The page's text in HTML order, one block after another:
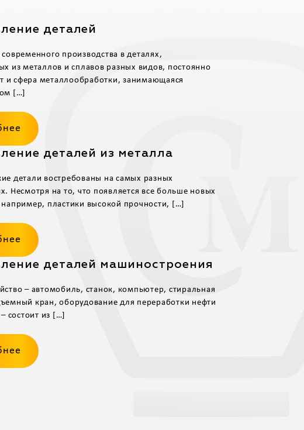
деталей
производства в деталях,
из металлов и сплавов разных видов, постоянно
и сфера металлообработки, занимающаяся
[…]
деталей из металла
детали востребованы на самых разных
Несмотря на то, что появляется все больше новых
пластики высокой прочности, […]
деталей машиностроения
– автомобиль, станок, компьютер, стиральная
кран, оборудование для переработки нефти
состоит из […]